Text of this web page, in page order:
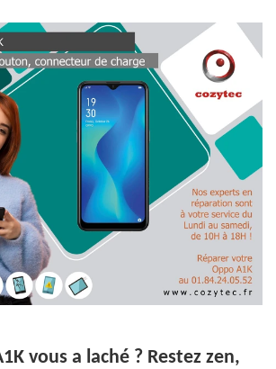
vous a laché ? Restez zen,